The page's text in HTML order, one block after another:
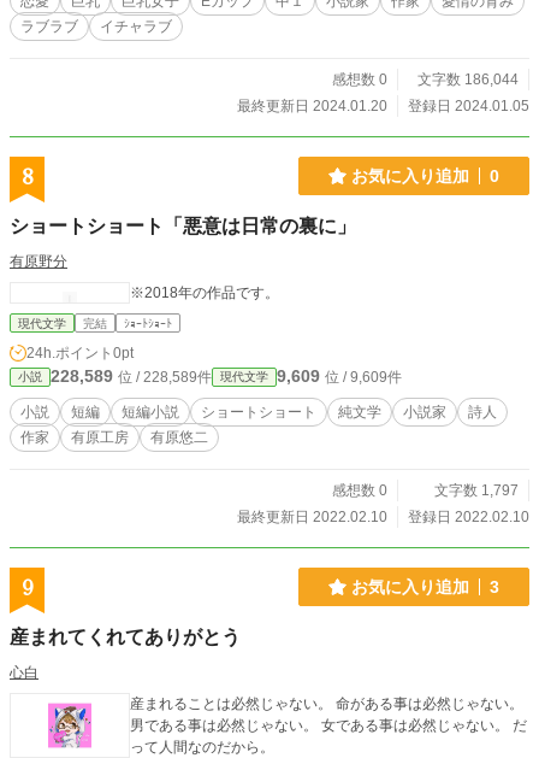
ラブラブ
イチャラブ
感想数 0
文字数 186,044
最終更新日 2024.01.20
登録日 2024.01.05
8 お気に入り追加 0
ショートショート「悪意は日常の裏に」
有原野分
※2018年の作品です。
現代文学 完結 ｼｮｰﾄｼｮｰﾄ
24h.ポイント 0pt
小説 228,589 位 / 228,589件 現代文学 9,609 位 / 9,609件
小説 短編 短編小説 ショートショート 純文学 小説家
詩人
作家
有原工房 有原悠二
感想数 0
文字数 1,797
最終更新日 2022.02.10
登録日 2022.02.10
9 お気に入り追加 3
産まれてくれてありがとう
心白
産まれることは必然じゃない。 命がある事は必然じゃない。
男である事は必然じゃない。 女である事は必然じゃない。 だ
って人間なのだから。